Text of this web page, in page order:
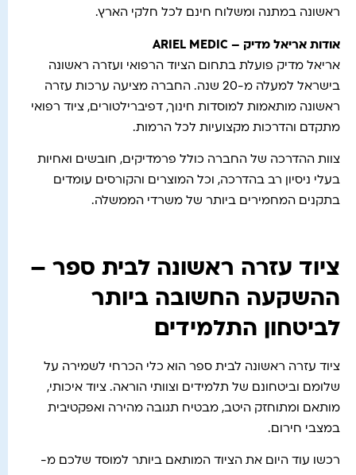
ראשונה במתנה ומשלוח חינם לכל חלקי הארץ.
אודות אריאל מדיק – ARIEL MEDIC
אריאל מדיק פועלת בתחום הציוד הרפואי ועזרה ראשונה
בישראל למעלה מ-20 שנה. החברה מציעה ערכות עזרה
ראשונה מותאמות למוסדות חינוך, דפיברילטורים, ציוד רפואי
מתקדם והדרכות מקצועיות לכל הרמות.
צוות ההדרכה של החברה כולל פרמדיקים, חובשים ואחיות
בעלי ניסיון רב בהדרכה, וכל המוצרים והקורסים עומדים
בתקנים המחמירים ביותר של משרדי הממשלה.
ציוד עזרה ראשונה לבית ספר –
ההשקעה החשובה ביותר
לביטחון התלמידים
ציוד עזרה ראשונה לבית ספר הוא כלי הכרחי לשמירה על
שלומם וביטחונם של תלמידים וצוותי הוראה. ציוד איכותי,
מותאם ומתוחזק היטב, מבטיח תגובה מהירה ואפקטיבית
במצבי חירום.
רכשו עוד היום את הציוד המותאם ביותר למוסד שלכם מ-